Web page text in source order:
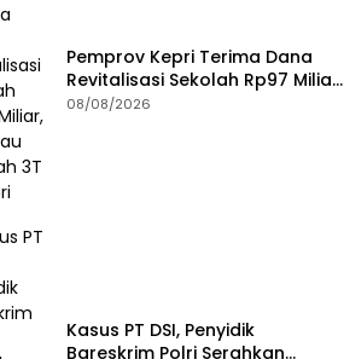
Pemprov Kepri Terima Dana
Revitalisasi Sekolah Rp97 Miliar,
Jangkau Wilayah 3T di Kepri
08/08/2026
Kasus PT DSI, Penyidik
Bareskrim Polri Serahkan